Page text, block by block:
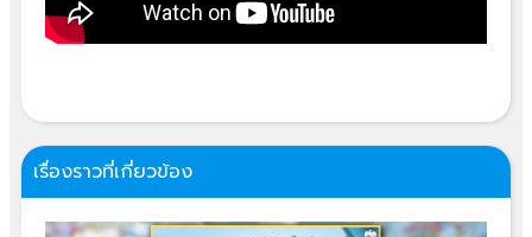
เรื่องราวที่เกี่ยวข้อง